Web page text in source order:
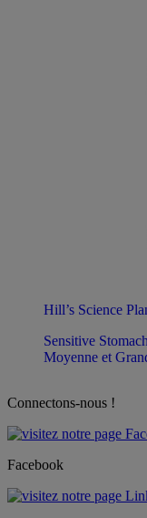
Hill’s Science
Sensitive
Moyenne et
Connectons-nous !
Facebook